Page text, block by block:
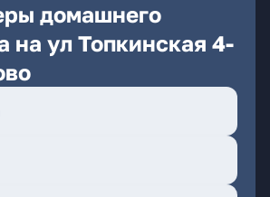
домашнего
на ул Топкинская 4-